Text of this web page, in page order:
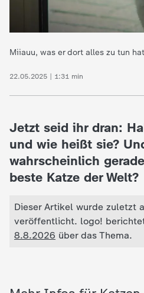
Miiauu, was er dort alles zu tun
22.05.2025 | 1:31 min
Jetzt seid ihr dran:
und wie heißt sie?
wahrscheinlich
beste Katze der Welt?
Dieser Artikel wurde zuletzt
veröffentlicht. logo!
8.8.2026 über das Thema.